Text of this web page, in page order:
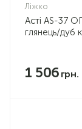
Ліжко
Асті AS-37 ОПЦІЯ шухляда до ліжка
глянець/дуб
1 506